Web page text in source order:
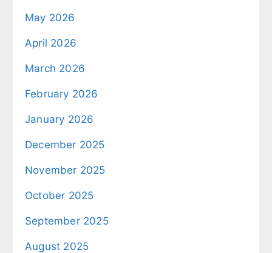
May 2026
April 2026
March 2026
February 2026
January 2026
December 2025
November 2025
October 2025
September 2025
August 2025